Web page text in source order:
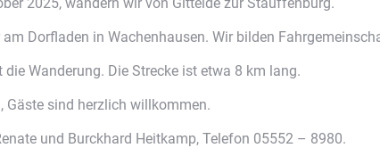
Dorfladen in Wachenhausen. Wir bilden
Wanderung. Die Strecke ist etwa 8 km lang.
Gäste sind herzlich willkommen.
und Burckhard Heitkamp, Telefon 05552 – 8980.